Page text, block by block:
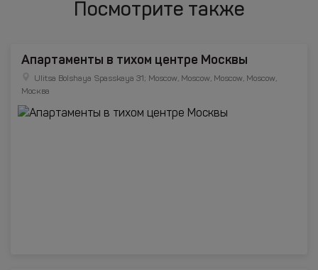
Посмотрите также
Апартаменты в тихом центре Москвы
Ulitsa Bolshaya Spasskaya 31; Moscow, Moscow, Moscow, Moscow,
Москва